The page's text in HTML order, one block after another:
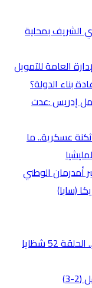
الشريف بمحلية
العامة للتمويل
بناء الدولة؟
إدريس :عدت
عسكرية.. ما
أمدرمان الوطني
(سابا)
أنواء الروح.. شهادة قلم عاصر الانكسار.. الحلقة 52 شظايا
3)